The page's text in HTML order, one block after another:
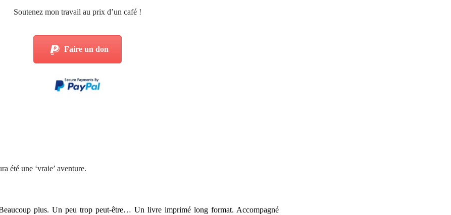
Soutenez mon travail au prix d’un café !
Faire un don
été une ‘vraie’ aventure.
plus. Un peu trop peut-être… Un livre imprimé long format. Accompagné